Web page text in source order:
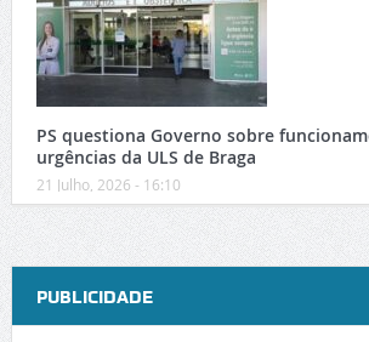
PS questiona Governo sobre
urgências da ULS de Braga
21 Julho, 2026 - 16:10
PUBLICIDADE